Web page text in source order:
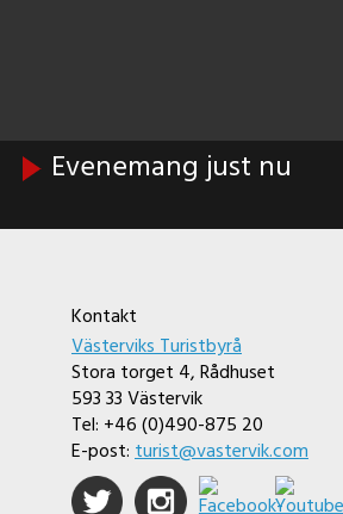
Evenemang just nu
Kontakt
Västerviks Turistbyrå
Stora torget 4, Rådhuset
593 33 Västervik
Tel: +46 (0)490-875 20
E-post:turist@vastervik.com